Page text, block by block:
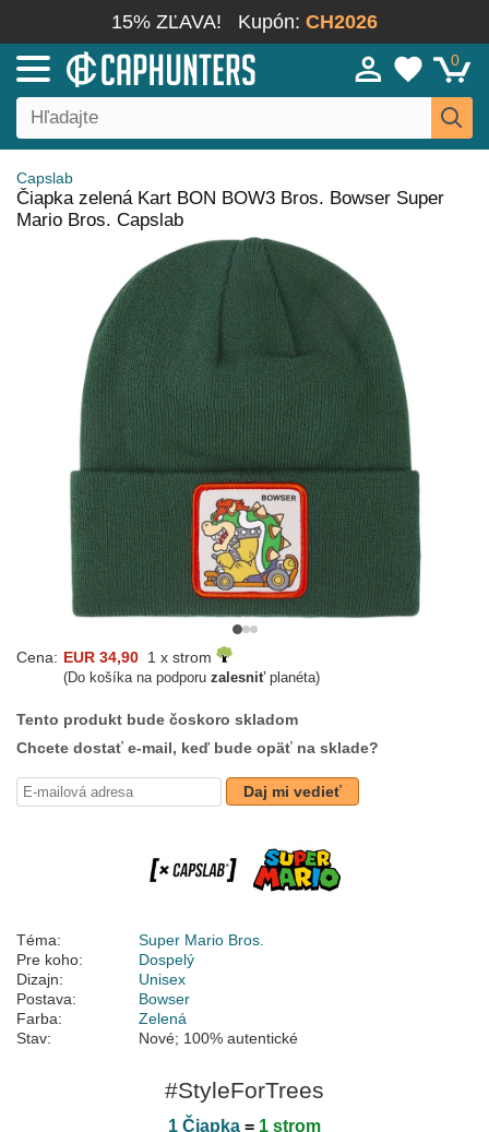
15% ZĽAVA! Kupón: CH2026
0
Capslab
Čiapka zelená Kart BON BOW3 Bros. Bowser Super
Mario Bros. Capslab
Cena: EUR 34,90 1 x strom
(Do košíka na podporu zalesniťplanéta)
Tento produkt bude čoskoro skladom
Chcete dostať e-mail, keď bude opäť na sklade?
Daj mi vedieť
Téma:
Super Mario Bros.
Pre koho:
Dospelý
Dizajn:
Unisex
Postava:
Bowser
Farba:
Zelená
Stav:
Nové; 100% autentické
#StyleForTrees
1 Čiapka = 1 strom